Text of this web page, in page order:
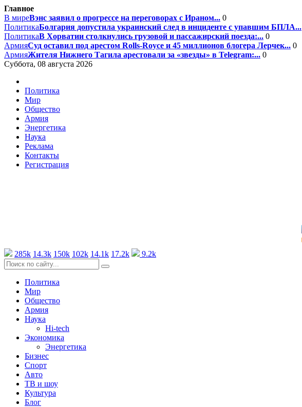
Главное
В миреВэнс заявил о прогрессе на переговорах с Ираном... 0
ПолитикаБолгария допустила украинский след в инциденте с упавшим БПЛА...
ПолитикаВ Хорватии столкнулись грузовой и пассажирский поезда:... 0
АрмияСуд оставил под арестом Rolls-Royce и 45 миллионов блогера Лерчек... 0
АрмияЖителя Нижнего Тагила арестовали за «звезды» в Telegram:... 0
Суббота, 08 августа 2026
Политика
Мир
Общество
Армия
Энергетика
Наука
Реклама
Контакты
Регистрация
285k 14.3k 150k 102k 14.1k 17.2k 9.2k
Политика
Мир
Общество
Армия
Наука
Hi-tech
Экономика
Энергетика
Бизнес
Спорт
Авто
ТВ и шоу
Культура
Блог